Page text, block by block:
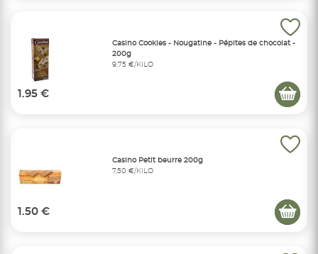
Casino Cookies - Nougatine - Pépites de chocolat -
200g
9,75 €/KILO
1.95 €
Casino Petit beurre 200g
7,50 €/KILO
1.50 €